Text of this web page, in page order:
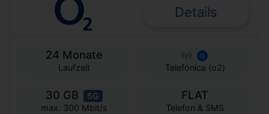
Details
24 Monate
Laufzeit Telefónica (o2)
30 GB 5G
max. 300 Mbit/s
FLAT
Telefon & SMS